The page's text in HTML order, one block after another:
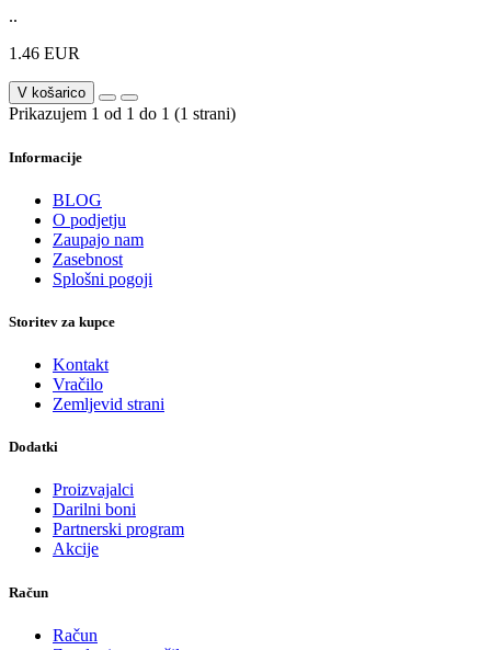
..
1.46 EUR
V košarico
Prikazujem 1 od 1 do 1 (1 strani)
Informacije
BLOG
O podjetju
Zaupajo nam
Zasebnost
Splošni pogoji
Storitev za kupce
Kontakt
Vračilo
Zemljevid strani
Dodatki
Proizvajalci
Darilni boni
Partnerski program
Akcije
Račun
Račun